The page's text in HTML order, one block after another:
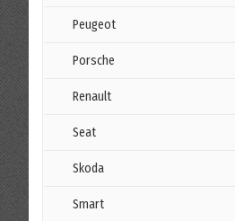
Peugeot
Porsche
Renault
Seat
Skoda
Smart